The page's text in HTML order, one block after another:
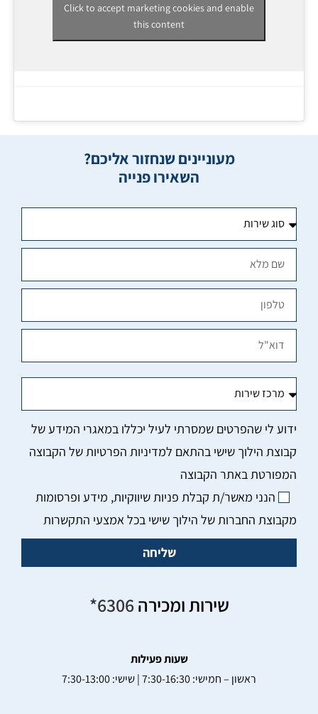
Click to accept marketing cookies and enable
this content
מעוניינים שנחזור אליכם?
השאירו פנייה
הנני מאשר/ת קבלת פניות שיווקיות, מידע ופרסומות
מקבוצת החברות של הילוך שישי בכל אמצעי התקשרות
שליחה
שירות ומכירה 6306*
שעות פעילות
ראשון – חמישי: 7:30-16:30 | שישי: 7:30-13:00